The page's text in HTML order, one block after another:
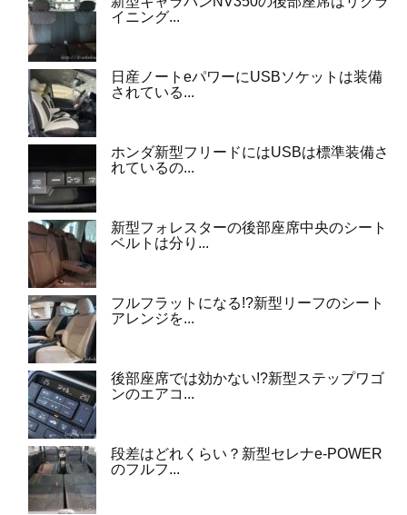
イニング...
日産ノートeパワーにUSBソケットは装備
されている...
ホンダ新型フリードにはUSBは標準装備さ
れているの...
新型フォレスターの後部座席中央のシート
ベルトは分り...
フルフラットになる!?新型リーフのシート
アレンジを...
後部座席では効かない!?新型ステップワゴ
ンのエアコ...
段差はどれくらい？新型セレナe-POWER
のフルフ...